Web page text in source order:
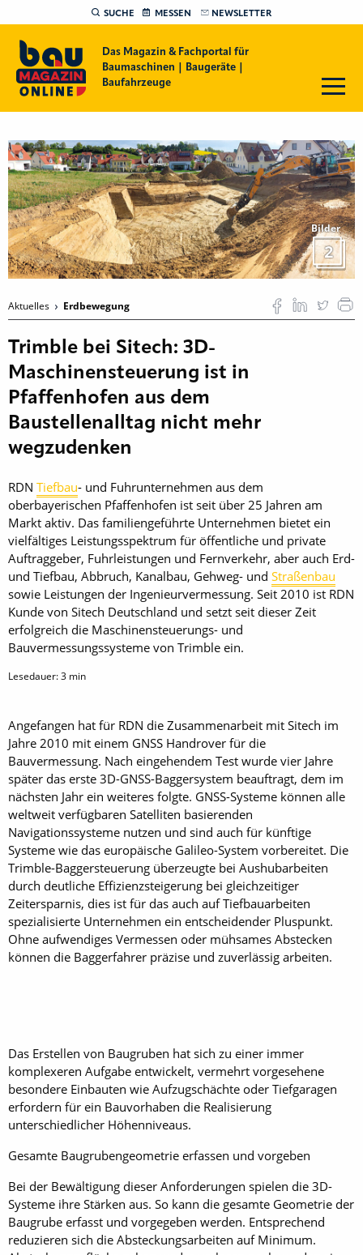
SUCHE MESSEN NEWSLETTER
Das Magazin & Fachportal für
Baumaschinen | Baugeräte |
Baufahrzeuge
Bilder
2
Aktuelles Erdbewegung
Trimble bei Sitech: 3D-
Maschinensteuerung ist in
Pfaffenhofen aus dem
Baustellenalltag nicht mehr
wegzudenken
RDN Tiefbau- und Fuhrunternehmen aus dem
oberbayerischen Pfaffenhofen ist seit über 25 Jahren am
Markt aktiv. Das familiengeführte Unternehmen bietet ein
vielfältiges Leistungsspektrum für öffentliche und private
Auftraggeber, Fuhrleistungen und Fernverkehr, aber auch Erd-
und Tiefbau, Abbruch, Kanalbau, Gehweg- und Straßenbau
sowie Leistungen der Ingenieurvermessung. Seit 2010 ist RDN
Kunde von Sitech Deutschland und setzt seit dieser Zeit
erfolgreich die Maschinensteuerungs- und
Bauvermessungssysteme von Trimble ein.
Lesedauer:3 min
Angefangen hat für RDN die Zusammenarbeit mit Sitech im
Jahre 2010 mit einem GNSS Handrover für die
Bauvermessung. Nach eingehendem Test wurde vier Jahre
später das erste 3D-GNSS-Baggersystem beauftragt, dem im
nächsten Jahr ein weiteres folgte. GNSS-Systeme können alle
weltweit verfügbaren Satelliten basierenden
Navigationssysteme nutzen und sind auch für künftige
Systeme wie das europäische Galileo-System vorbereitet. Die
Trimble-Baggersteuerung überzeugte bei Aushubarbeiten
durch deutliche Effizienzsteigerung bei gleichzeitiger
Zeitersparnis, dies ist für das auch auf Tiefbauarbeiten
spezialisierte Unternehmen ein entscheidender Pluspunkt.
Ohne aufwendiges Vermessen oder mühsames Abstecken
können die Baggerfahrer präzise und zuverlässig arbeiten.
Das Erstellen von Baugruben hat sich zu einer immer
komplexeren Aufgabe entwickelt, vermehrt vorgesehene
besondere Einbauten wie Aufzugschächte oder Tiefgaragen
erfordern für ein Bauvorhaben die Realisierung
unterschiedlicher Höhen­niveaus.
Gesamte Baugrubengeometrie ­erfassen und vorgeben
Bei der Bewältigung dieser Anforderungen spielen die 3D-
Systeme ihre Stärken aus. So kann die gesamte Geometrie der
Baugrube erfasst und vorgegeben werden. Entsprechend
reduzieren sich die Absteckungsarbeiten auf Minimum.